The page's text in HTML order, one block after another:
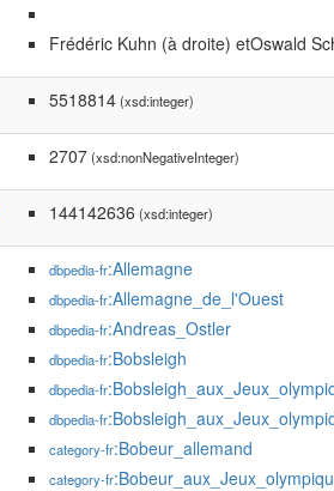
Frédéric Kuhn (à droite) etOswald
5518814(xsd:integer)
2707(xsd:nonNegativeInteger)
144142636 (xsd:integer)
dbpedia-fr:Allemagne
dbpedia-fr:Allemagne_de_l'Ouest
dbpedia-fr:Andreas_Ostler
dbpedia-fr:Bobsleigh
dbpedia-fr
dbpedia-fr
category-fr:Bobeur_allemand
category-fr